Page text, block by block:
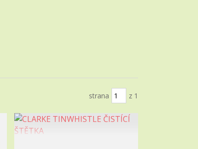
strana z 1